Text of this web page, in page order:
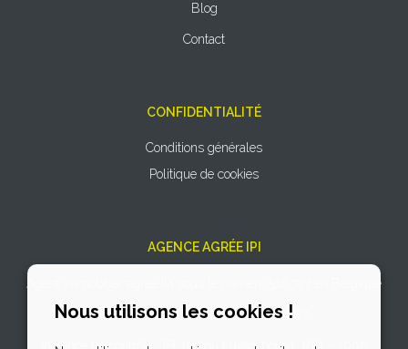
Nous utilisons les cookies !
Blog
Contact
CONFIDENTIALITÉ
Conditions générales
Politique de cookies
AGENCE AGRÉE IPI
Agent immobilier agréé IPI sous le numéro 510.747 en Belgique
N° entreprise : TVA BE 0766.727.887.
Instance de contrôle : IPI, rue du Luxembourg, 16B – 1000